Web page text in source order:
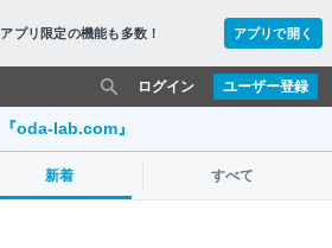
アプリ限定の機能も多数！ アプリで開く
ユーザー登録
ログイン
『oda-lab.com』
新着 すべて